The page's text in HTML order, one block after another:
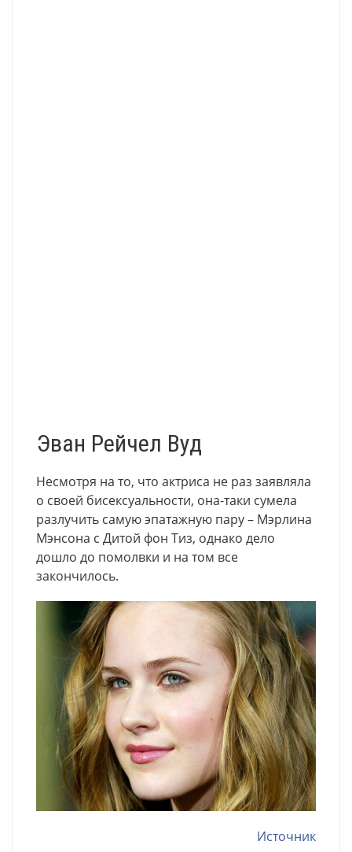
Эван Рейчел Вуд
Несмотря на то, что актриса не раз заявляла
о своей бисексуальности, она-таки сумела
разлучить самую эпатажную пару – Мэрлина
Мэнсона с Дитой фон Тиз, однако дело
дошло до помолвки и на том все
закончилось.
Источник